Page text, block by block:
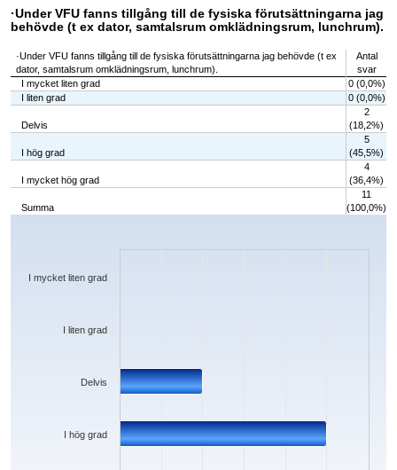
·Under VFU fanns tillgång till de fysiska förutsättningarna jag
behövde (t ex dator, samtalsrum omklädningsrum, lunchrum).
·Under VFU fanns tillgång till de fysiska förutsättningarna jag behövde (t ex
dator, samtalsrum omklädningsrum, lunchrum).
Antal
svar
I mycket liten grad
0 (0,0%)
I liten grad
0 (0,0%)
Delvis
2
(18,2%)
I hög grad
5
(45,5%)
I mycket hög grad
4
(36,4%)
Summa
11
(100,0%)
Chart
The chart has 1 X axis displaying categories.
I hög grad
Delvis
I liten grad
I mycket liten grad